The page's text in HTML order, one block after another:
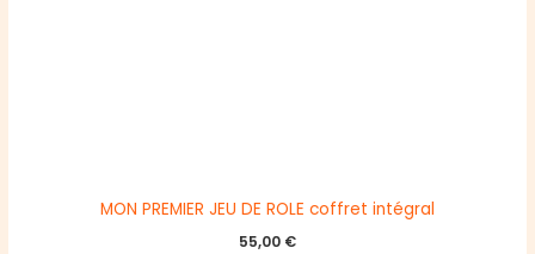
MON PREMIER JEU DE ROLE coffret intégral
55,00 €